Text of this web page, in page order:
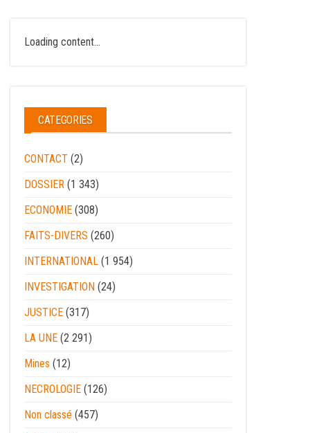
Loading content...
CATEGORIES
CONTACT (2)
DOSSIER (1 343)
ECONOMIE (308)
FAITS-DIVERS (260)
INTERNATIONAL (1 954)
INVESTIGATION (24)
JUSTICE (317)
LA UNE (2 291)
Mines (12)
NECROLOGIE (126)
Non classé (457)